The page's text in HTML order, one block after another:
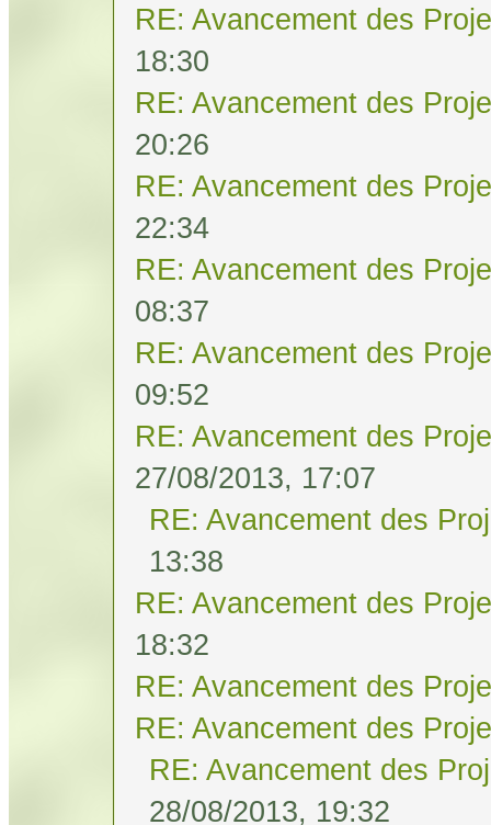
RE: Avancement des
18:30
RE: Avancement des
20:26
RE: Avancement des
22:34
RE: Avancement des
08:37
RE: Avancement des
09:52
RE: Avancement des
27/08/2013, 17:07
RE: Avancement des
13:38
RE: Avancement des
18:32
RE: Avancement des
RE: Avancement des
RE: Avancement des
28/08/2013, 19:32